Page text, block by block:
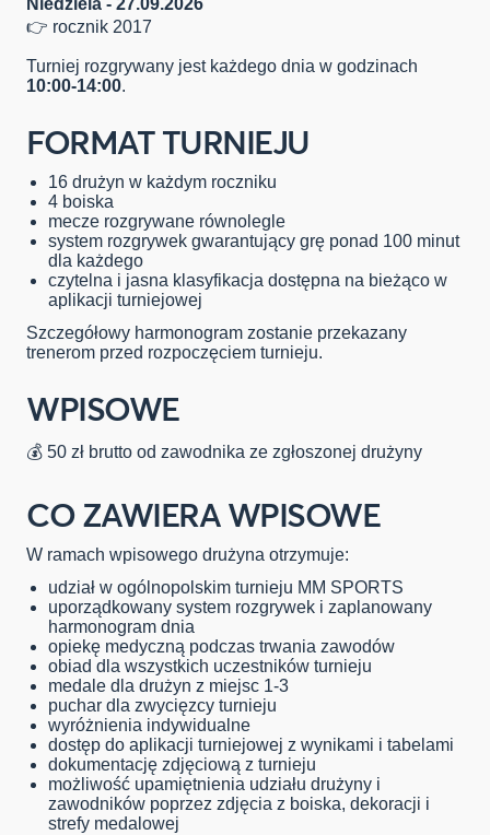
Niedziela - 27.09.2026
👉 rocznik 2017
Turniej rozgrywany jest każdego dnia w godzinach
10:00-14:00.
FORMAT TURNIEJU
16 drużyn w każdym roczniku
4 boiska
mecze rozgrywane równolegle
system rozgrywek gwarantujący grę ponad 100 minut
dla każdego
czytelna i jasna klasyfikacja dostępna na bieżąco w
aplikacji turniejowej
Szczegółowy harmonogram zostanie przekazany
trenerom przed rozpoczęciem turnieju.
WPISOWE
💰 50 zł brutto od zawodnika ze zgłoszonej drużyny
CO ZAWIERA WPISOWE
W ramach wpisowego drużyna otrzymuje:
udział w ogólnopolskim turnieju MM SPORTS
uporządkowany system rozgrywek i zaplanowany
harmonogram dnia
opiekę medyczną podczas trwania zawodów
obiad dla wszystkich uczestników turnieju
medale dla drużyn z miejsc 1-3
puchar dla zwycięzcy turnieju
wyróżnienia indywidualne
dostęp do aplikacji turniejowej z wynikami i tabelami
dokumentację zdjęciową z turnieju
możliwość upamiętnienia udziału drużyny i
zawodników poprzez zdjęcia z boiska, dekoracji i
strefy medalowej